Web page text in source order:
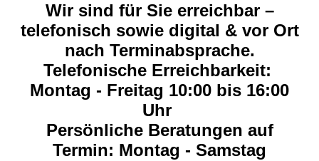
Wir sind für Sie erreichbar –
telefonisch sowie digital & vor Ort
nach Terminabsprache.
Telefonische Erreichbarkeit:
Montag - Freitag 10:00 bis 16:00
Uhr
Persönliche Beratungen auf
Termin: Montag - Samstag